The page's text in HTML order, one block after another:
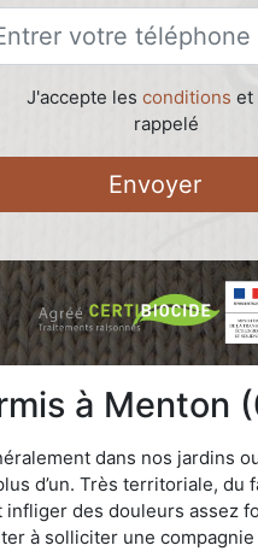
J'accepte les conditions et
rappelé
Envoyer
à Menton
dans nos jardins
d’un. Très territoriale,
des douleurs
à solliciter une